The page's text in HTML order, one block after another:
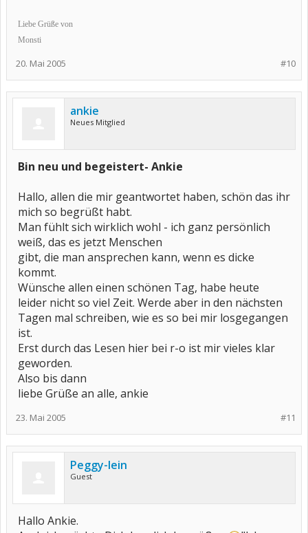
Liebe Grüße von
Monsti
#10
20. Mai 2005
ankie
Neues Mitglied
Bin neu und begeistert- Ankie
Hallo, allen die mir geantwortet haben, schön das ihr
mich so begrüßt habt.
Man fühlt sich wirklich wohl - ich ganz persönlich
weiß, das es jetzt Menschen
gibt, die man ansprechen kann, wenn es dicke
kommt.
Wünsche allen einen schönen Tag, habe heute
leider nicht so viel Zeit. Werde aber in den nächsten
Tagen mal schreiben, wie es so bei mir losgegangen
ist.
Erst durch das Lesen hier bei r-o ist mir vieles klar
geworden.
Also bis dann
liebe Grüße an alle, ankie
#11
23. Mai 2005
Peggy-lein
Guest
Hallo Ankie.